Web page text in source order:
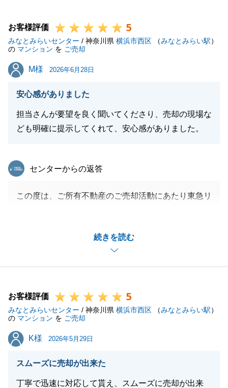
お客様評価 5
みなとみらいセンター / 神奈川県 横浜市西区 （みなとみらい駅）
の マンション を ご売却
M様
M様 2026年6月28日
安心感がありました
担当さんが要望を良く聞いてくださり、売却の現場な
ども明確に提示してくれて、安心感がありました。
続きを読む
東急リバブル
センターからの返答
この度は、ご所有不動産のご売却活動にあたり東急リ
必ずしも良い結果を出せる自信がありました。
無事にお引渡しを迎えられたのも、弊社からのご依頼
事項に対し、M様はいつも快くご対応をいただけた事
不動産に関するお悩みや、お困りの方などいらっしゃ
いましたら、お気軽にご相談いただけばと存じます。
今後とも東急リバブルをご愛顧の程よろしくお願いい
たします。
閉じる
お客様評価 5
みなとみらいセンター / 神奈川県 横浜市西区 （みなとみらい駅）
の マンション を ご売却
K様
K様 2026年5月29日
スムーズに売却が出来た
丁寧で迅速に対応して貰え、スムーズに売却が出来